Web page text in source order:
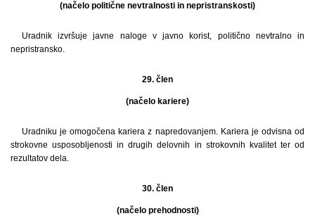
(načelo politične nevtralnosti in nepristranskosti)
Uradnik izvršuje javne naloge v javno korist, politično nevtralno in
nepristransko.
29. člen
(načelo kariere)
Uradniku je omogočena kariera z napredovanjem. Kariera je odvisna od
strokovne usposobljenosti in drugih delovnih in strokovnih kvalitet ter od
rezultatov dela.
30. člen
(načelo prehodnosti)